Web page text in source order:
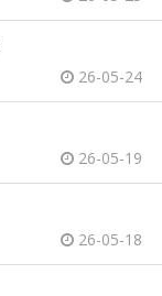
26-05-24
26-05-19
26-05-18